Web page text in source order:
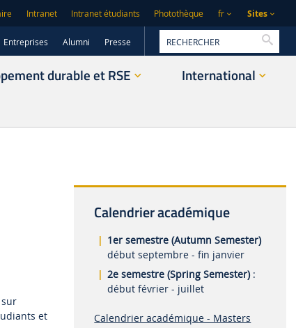
Intranet Intranet étudiants Photothèque fr Sites
Entreprises Alumni Presse
durable et RSE
International
et
Calendrier académique
1er semestre (Autumn Semester)
début septembre - fin janvier
2e semestre (Spring Semester) :
début février - juillet
Calendrier académique - Masters